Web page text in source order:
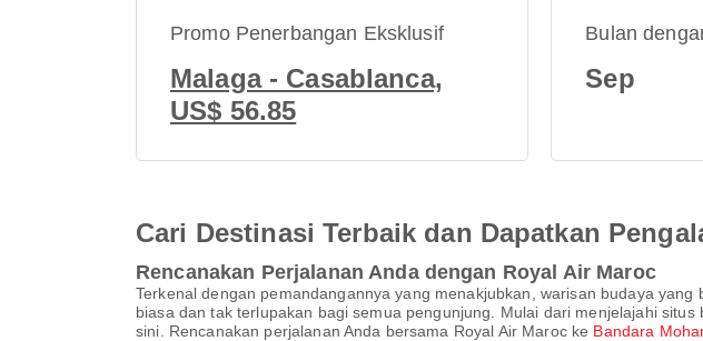
Promo Penerbangan Eksklusif
Malaga - Casablanca,
US$ 56.85
Bulan
Sep
Cari Destinasi Terbaik dan Dapatkan
Rencanakan Perjalanan Anda dengan Royal Air Maroc
Terkenal dengan pemandangannya yang menakjubkan, warisan budaya
biasa dan tak terlupakan bagi semua pengunjung. Mulai dari menjelajahi
sini. Rencanakan perjalanan Anda bersama Royal Air Maroc ke Bandara